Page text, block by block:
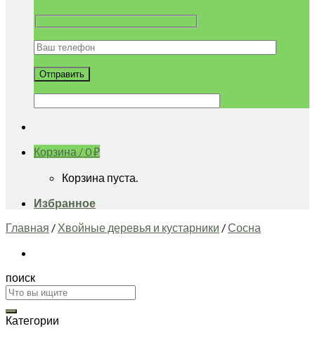
Корзина /0₽
Корзина пуста.
Избранное
Главная / Хвойные деревья и кустарники /Сосна
поиск
Искать:
Категории